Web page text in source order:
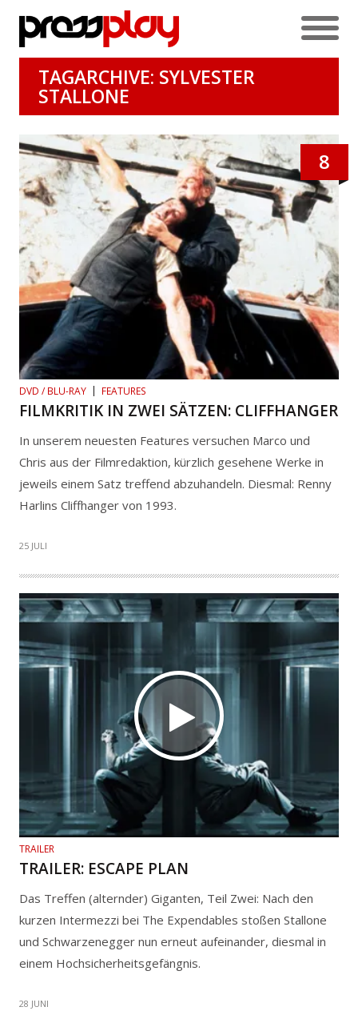
TAGARCHIVE: SYLVESTER
STALLONE
8
DVD / BLU-RAY FEATURES
FILMKRITIK IN ZWEI SÄTZEN: CLIFFHANGER
In unserem neuesten Features versuchen Marco und
Chris aus der Filmredaktion, kürzlich gesehene Werke in
jeweils einem Satz treffend abzuhandeln. Diesmal: Renny
Harlins Cliffhanger von 1993.
25 JULI
TRAILER
TRAILER: ESCAPE PLAN
Das Treffen (alternder) Giganten, Teil Zwei: Nach den
kurzen Intermezzi bei The Expendables stoßen Stallone
und Schwarzenegger nun erneut aufeinander, diesmal in
einem Hochsicherheitsgefängnis.
28 JUNI